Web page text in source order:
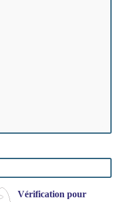
Vérification pour